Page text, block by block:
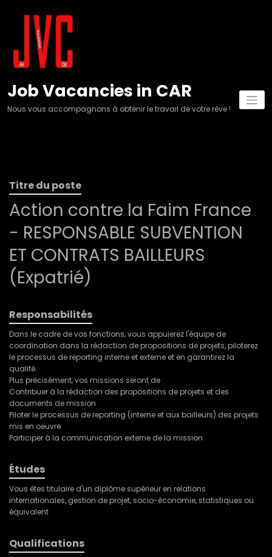
Job Vacancies in CAR
Nous vous accompagnons à obtenir le travail de votre rêve !
Titre du poste
Action contre la Faim France
- RESPONSABLE SUBVENTION
ET CONTRATS BAILLEURS
(Expatrié)
Responsabilités
Dans le cadre de vos fonctions, vous appuierez l'équipe de
coordination dans la rédaction de propositions de projets, piloterez
le processus de reporting interne et externe et en garantirez la
qualité.
Plus précisément, vos missions seront de :
Contribuer à la rédaction des propositions de projets et des
documents de mission
Piloter le processus de reporting (interne et aux bailleurs) des projets
mis en oeuvre
Participer à la communication externe de la mission
Études
Vous êtes titulaire d'un diplôme supérieur en relations
internationales, gestion de projet, socio-économie, statistiques ou
équivalent
Qualifications